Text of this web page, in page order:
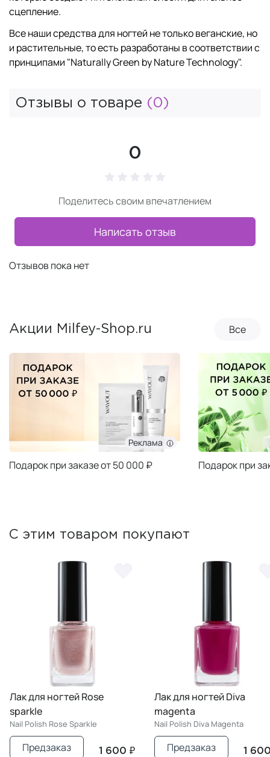
сцепление.
Все наши средства для ногтей не только веганские, но
и растительные, то есть разработаны в соответствии с
принципами "Naturally Green by Nature Technology".
Отзывы о товаре (0)
0
Поделитесь своим впечатлением
Написать отзыв
Отзывов пока нет
Акции Milfey-Shop.ru Все
Реклама
Подарок при заказе от 50 000 ₽ Подарок при
С этим товаром покупают
Лак для ногтей Rose
sparkle
Nail Polish Rose Sparkle
1 600 ₽
Предзаказ
Лак для ногтей Diva
magenta
Nail Polish Diva Magenta
1
Предзаказ